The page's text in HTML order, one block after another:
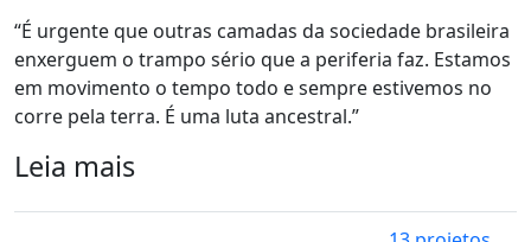
“É urgente que outras camadas da sociedade brasileira
enxerguem o trampo sério que a periferia faz. Estamos
em movimento o tempo todo e sempre estivemos no
corre pela terra. É uma luta ancestral.”
Leia mais